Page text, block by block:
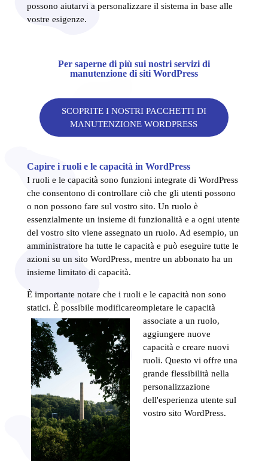
possono aiutarvi a personalizzare il sistema in base alle
vostre esigenze.
Per saperne di più sui nostri servizi di
manutenzione di siti WordPress
SCOPRITE I NOSTRI PACCHETTI DI
MANUTENZIONE WORDPRESS
Capire i ruoli e le capacità in WordPress
I ruoli e le capacità sono funzioni integrate di WordPress
che consentono di controllare ciò che gli utenti possono
o non possono fare sul vostro sito. Un ruolo è
essenzialmente un insieme di funzionalità e a ogni utente
del vostro sito viene assegnato un ruolo. Ad esempio, un
amministratore ha tutte le capacità e può eseguire tutte le
azioni su un sito WordPress, mentre un abbonato ha un
insieme limitato di capacità.
È importante notare che i ruoli e le capacità non sono
statici. È possibile modificareompletare le capacità
associate a un ruolo,
aggiungere nuove
capacità e creare nuovi
ruoli. Questo vi offre una
grande flessibilità nella
personalizzazione
dell'esperienza utente sul
vostro sito WordPress.